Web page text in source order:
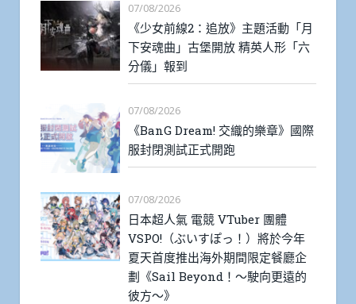
07/08/2026
《少女前線2：追放》主題活動「月
下安魂曲」古堡開放 精英人形「六
分儀」報到
07/08/2026
《BanG Dream! 交織的樂章》國際
服封閉測試正式開跑
07/08/2026
日本超人氣 電競 VTuber 團體
VSPO!（ぶいすぽっ！）將於今年
夏天首度推出海外期間限定餐廳企
劃《Sail Beyond！～駛向更遠的
彼方～》